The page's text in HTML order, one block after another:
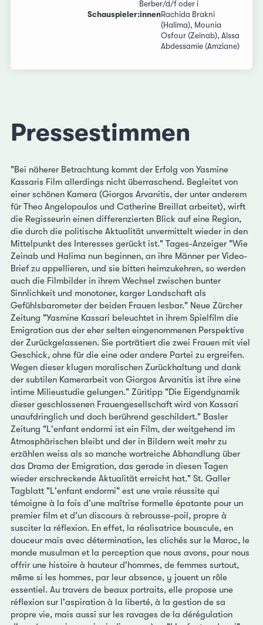
Berber/d/f oder i
Schauspieler:innenRachida Brakni
(Halima), Mounia
Osfour (Zeinab), Aïssa
Abdessamie (Amziane)
Pressestimmen
"Bei näherer Betrachtung kommt der Erfolg von Yasmine
Kassaris Film allerdings nicht überraschend. Begleitet von
einer schönen Kamera (Giorgos Arvanitis, der unter anderem
für Theo Angelopoulos und Catherine Breillat arbeitet), wirft
die Regisseurin einen differenzierten Blick auf eine Region,
die durch die politische Aktualität unvermittelt wieder in den
Mittelpunkt des Interesses gerückt ist." Tages-Anzeiger "Wie
Zeinab und Halima nun beginnen, an ihre Männer per Video-
Brief zu appellieren, und sie bitten heimzukehren, so werden
auch die Filmbilder in ihrem Wechsel zwischen bunter
Sinnlichkeit und monotoner, karger Landschaft als
Gefühlsbarometer der beiden Frauen lesbar." Neue Zürcher
Zeitung "Yasmine Kassari beleuchtet in ihrem Spielfilm die
Emigration aus der eher selten eingenommenen Perspektive
der Zurückgelassenen. Sie porträtiert die zwei Frauen mit viel
Geschick, ohne für die eine oder andere Partei zu ergreifen.
Wegen dieser klugen moralischen Zurückhaltung und dank
der subtilen Kamerarbeit von Giorgos Arvanitis ist ihre eine
intime Milieustudie gelungen." Züritipp "Die Eigendynamik
dieser geschlossenen Frauengesellschaft wird von Kassari
unaufdringlich und doch berührend geschildert." Basler
Zeitung "L'enfant endormi ist ein Film, der weitgehend im
Atmosphärischen bleibt und der in Bildern weit mehr zu
erzählen weiss als so manche wortreiche Abhandlung über
das Drama der Emigration, das gerade in diesen Tagen
wieder erschreckende Aktualität erreicht hat." St. Galler
Tagblatt "L'enfant endormi" est une vraie réussite qui
témoigne à la fois d'une maîtrise formelle épatante pour un
premier film et d'un discours à rebrousse-poil, propre à
susciter la réflexion. En effet, la réalisatrice bouscule, en
douceur mais avec détermination, les clichés sur le Maroc, le
monde musulman et la perception que nous avons, pour nous
offrir une histoire à hauteur d'hommes, de femmes surtout,
même si les hommes, par leur absence, y jouent un rôle
essentiel. Au travers de beaux portraits, elle propose une
réflexion sur l'aspiration à la liberté, à la gestion de sa
propre vie, mais aussi sur les ravages de la dérégulation